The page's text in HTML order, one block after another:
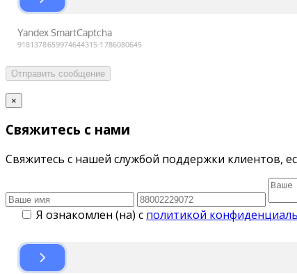
Отправить сообщение
×
Свяжитесь с нами
Свяжитесь с нашей службой поддержки клиентов,
Я ознакомлен (на) с политикой